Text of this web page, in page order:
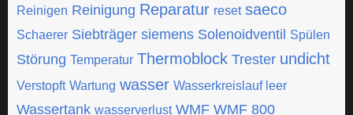
Reinigen Reinigung Reparatur reset saeco
Schaerer Siebträger siemens Solenoidventil Spülen
Störung Temperatur Thermoblock Trester undicht
Verstopft Wartung wasser Wasserkreislauf leer
Wassertank wasserverlust WMF WMF 800